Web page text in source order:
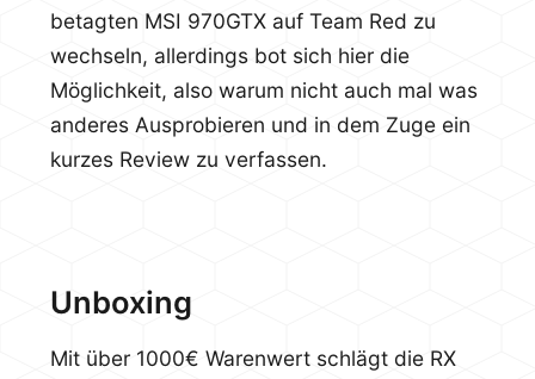
betagten MSI 970GTX auf Team Red zu
wechseln, allerdings bot sich hier die
Möglichkeit, also warum nicht auch mal was
anderes Ausprobieren und in dem Zuge ein
kurzes Review zu verfassen.
Unboxing
Mit über 1000€ Warenwert schlägt die RX